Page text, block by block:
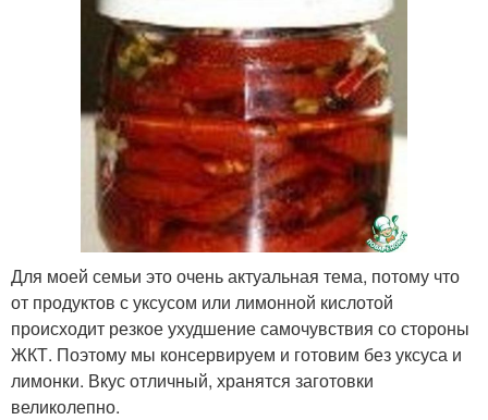
Для моей семьи это очень актуальная тема, потому что
от продуктов с уксусом или лимонной кислотой
происходит резкое ухудшение самочувствия со стороны
ЖКТ. Поэтому мы консервируем и готовим без уксуса и
лимонки. Вкус отличный, хранятся заготовки
великолепно.